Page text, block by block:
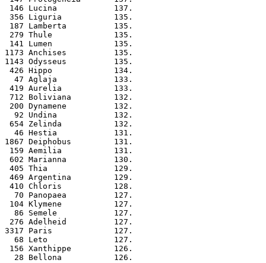
146 Lucina            137.
356 Liguria           135.
187 Lamberta          135.
279 Thule             135.
141 Lumen             135.
1173 Anchises          135.
1143 Odysseus          135.
426 Hippo             134.
  47 Aglaja            133.
419 Aurelia           133.
712 Boliviana         132.
200 Dynamene          132.
  92 Undina            132.
654 Zelinda           132.
  46 Hestia            131.
1867 Deiphobus         131.
159 Aemilia           131.
602 Marianna          130.
405 Thia              129.
469 Argentina         129.
410 Chloris           128.
  70 Panopaea          127.
104 Klymene           127.
  86 Semele            127.
276 Adelheid          127.
3317 Paris             127.
  68 Leto              127.
156 Xanthippe         126.
  28 Bellona           126.